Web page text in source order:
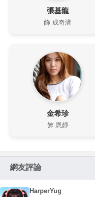
張基龍
飾 成奇濟
金希珍
飾 恩靜
網友評論
HarperYug